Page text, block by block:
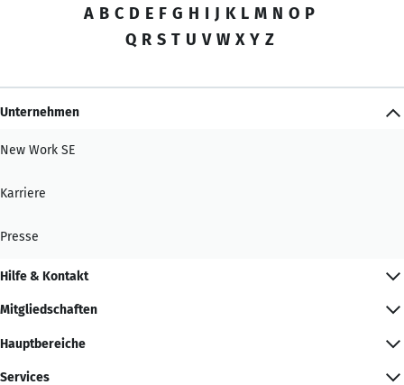
A B C D E F G H I J K L M N O P
Q R S T U V W X Y Z
Unternehmen
New Work SE
Karriere
Presse
Hilfe & Kontakt
Mitgliedschaften
Hauptbereiche
Services